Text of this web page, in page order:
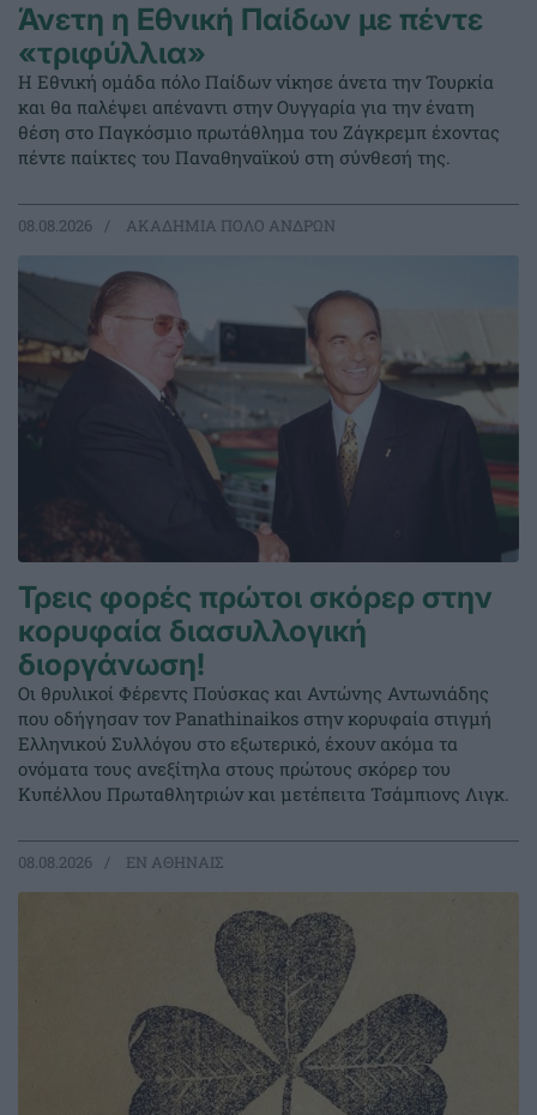
Άνετη η Εθνική Παίδων με πέντε
«τριφύλλια»
Η Εθνική ομάδα πόλο Παίδων νίκησε άνετα την Τουρκία
και θα παλέψει απέναντι στην Ουγγαρία για την ένατη
θέση στο Παγκόσμιο πρωτάθλημα του Ζάγκρεμπ έχοντας
πέντε παίκτες του Παναθηναϊκού στη σύνθεσή της.
08.08.2026 ΑΚΑΔΗΜΙΑ ΠΟΛΟ ΑΝΔΡΩΝ
Τρεις φορές πρώτοι σκόρερ στην
κορυφαία διασυλλογική
διοργάνωση!
Οι θρυλικοί Φέρεντς Πούσκας και Αντώνης Αντωνιάδης
που οδήγησαν τον Panathinaikos στην κορυφαία στιγμή
Ελληνικού Συλλόγου στο εξωτερικό, έχουν ακόμα τα
ονόματα τους ανεξίτηλα στους πρώτους σκόρερ του
Κυπέλλου Πρωταθλητριών και μετέπειτα Τσάμπιονς Λιγκ.
08.08.2026 EΝ ΑΘΗΝΑΙΣ